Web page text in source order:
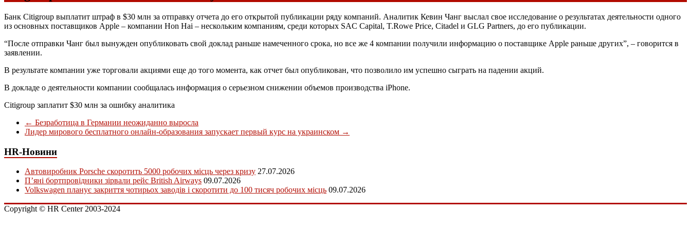
Банк Citigroup выплатит штраф в $30 млн за отправку отчета до его открытой публикации ряду компаний. Аналитик Кевин Чанг выслал свое исследование о результатах деятельности одного
из основных поставщиков Apple – компании Hon Hai – нескольким компаниям, среди которых SAC Capital, T.Rowe Price, Citadel и GLG Partners, до его публикации.
“После отправки Чанг был вынужден опубликовать свой доклад раньше намеченного срока, но все же 4 компании получили информацию о поставщике Apple раньше других”, – говорится в
заявлении.
В результате компании уже торговали акциями еще до того момента, как отчет был опубликован, что позволило им успешно сыграть на падении акций.
В докладе о деятельности компании сообщалась информация о серьезном снижении объемов производства iPhone.
Citigroup заплатит $30 млн за ошибку аналитика
← Безработица в Германии неожиданно выросла
Лидер мирового бесплатного онлайн-образования запускает первый курс на украинском →
HR-Новини
Автовиробник Porsche скоротить 5000 робочих місць через кризу 27.07.2026
П’яні бортпровідники зірвали рейс British Airways 09.07.2026
Volkswagen планує закриття чотирьох заводів і скоротити до 100 тисяч робочих місць 09.07.2026
Copyright © HR Center 2003-2024